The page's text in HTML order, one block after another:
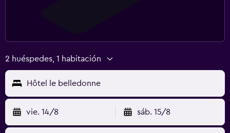
2 huéspedes, 1 habitación
Hôtel le belledonne
vie. 14/8 sáb. 15/8